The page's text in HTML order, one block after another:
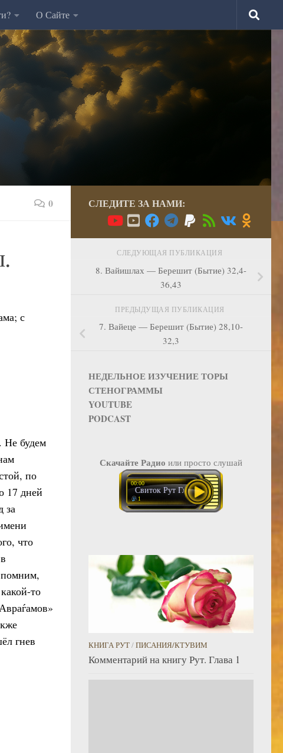
О Сайте
0
с
Не будем
по
17 дней
за
что
помним,
то
гнев
СЛЕДИТЕ ЗА НАМИ:
СЛЕДУЮЩАЯ ПУБЛИКАЦИЯ
8. Вайишлах — Берешит (Бытие) 32,4-
36,43
ПРЕДЫДУЩАЯ ПУБЛИКАЦИЯ
7. Вайеце — Берешит (Бытие) 28,10-
32,3
НЕДЕЛЬНОЕ ИЗУЧЕНИЕ ТОРЫ
СТЕНОГРАММЫ
YOUTUBE
PODCAST
Скачайте Радио или просто слушай
Свиток Рут Глава 2
00:00
1
КНИГА РУТ/ПИСАНИЯ/КТУВИМ
Комментарий на книгу Рут. Глава 1